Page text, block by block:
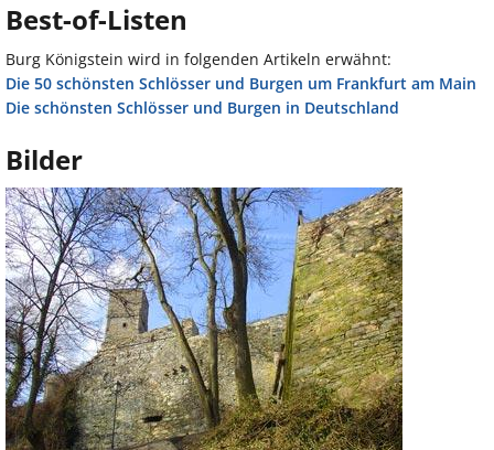
Best-of-Listen
Burg Königstein wird in folgenden Artikeln erwähnt:
Die 50 schönsten Schlösser und Burgen um Frankfurt am Main
Die schönsten Schlösser und Burgen in Deutschland
Bilder